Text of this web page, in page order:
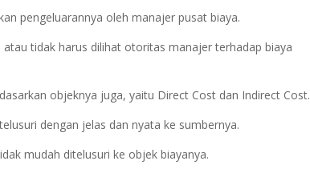
pengeluarannya oleh manajer pusat biaya.
atau tidak harus dilihat otoritas manajer terhadap biaya
objeknya juga, yaitu Direct Cost dan Indirect Cost.
dengan jelas dan nyata ke sumbernya.
mudah ditelusuri ke objek biayanya.